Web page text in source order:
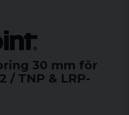
30 mm för
/ TNP & LRP-